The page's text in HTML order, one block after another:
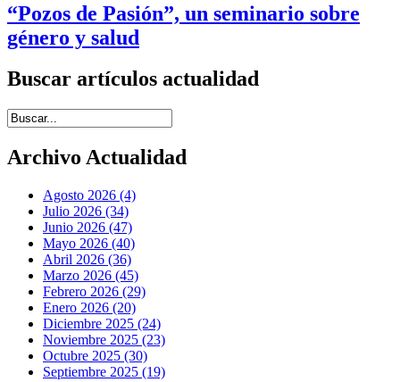
“Pozos de Pasión”, un seminario sobre
género y salud
Buscar artículos actualidad
Introduce términos de búsqueda
Archivo Actualidad
Agosto 2026 (4)
Julio 2026 (34)
Junio 2026 (47)
Mayo 2026 (40)
Abril 2026 (36)
Marzo 2026 (45)
Febrero 2026 (29)
Enero 2026 (20)
Diciembre 2025 (24)
Noviembre 2025 (23)
Octubre 2025 (30)
Septiembre 2025 (19)